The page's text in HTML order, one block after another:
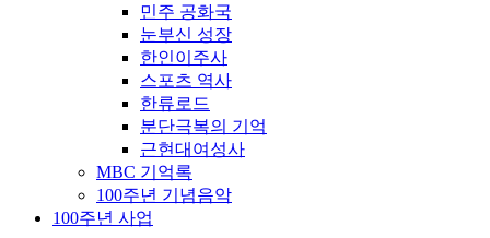
민주 공화국
눈부신 성장
한인이주사
스포츠 역사
한류로드
분단극복의 기억
근현대여성사
MBC 기억록
100주년 기념음악
100주년 사업